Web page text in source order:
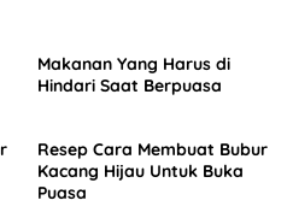
Makanan Yang Harus di
Hindari Saat Berpuasa
Resep Cara Membuat Bubur
Kacang Hijau Untuk Buka
Puasa